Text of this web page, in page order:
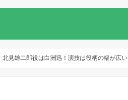
北見雄二郎役は白洲迅！演技は役柄の幅が広い